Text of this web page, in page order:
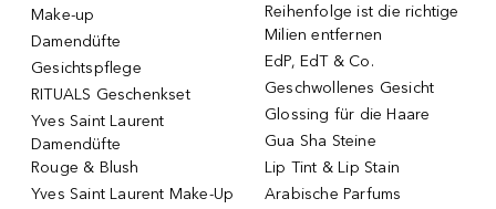
Make-up
Damendüfte
Gesichtspflege
RITUALS Geschenkset
Yves Saint Laurent
Damendüfte
Rouge & Blush
Yves Saint Laurent Make-Up
Reihenfolge ist die richtige
Milien entfernen
EdP, EdT & Co.
Geschwollenes Gesicht
Glossing für die Haare
Gua Sha Steine
Lip Tint & Lip Stain
Arabische Parfums